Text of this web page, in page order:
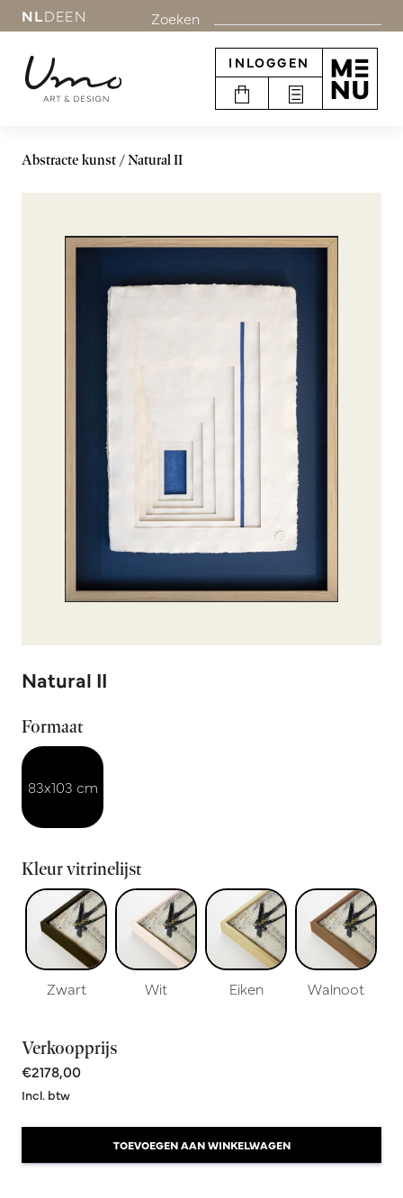
NLDEEN Zoeken
INLOGGEN
Abstracte kunst Natural II
Natural II
Formaat
83x103 cm
Kleur vitrinelijst
Zwart Wit Eiken Walnoot
Verkoopprijs
€2178,00
Incl. btw
TOEVOEGEN AAN WINKELWAGEN